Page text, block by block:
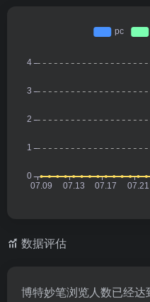
数据评估
博特妙笔浏览人数已经